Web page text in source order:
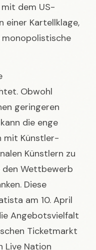
dem US-
einer Kartellklage,
Obwohl
geringeren
die enge
mit Künstler-
Künstlern zu
den Wettbewerb
Diese
am 10. April
Angebotsvielfalt
Ticketmarkt
Live Nation